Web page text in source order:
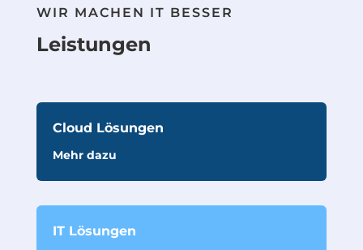
WIR MACHEN IT BESSER
Leistungen
Cloud Lösungen
Mehr dazu
IT Lösungen